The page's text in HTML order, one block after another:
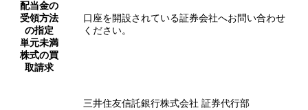
配当金の
受領方法
の指定
単元未満
株式の買
取請求
口座を開設されている証券会社へお問い合わせ
ください。
三井住友信託銀行株式会社 証券代行部